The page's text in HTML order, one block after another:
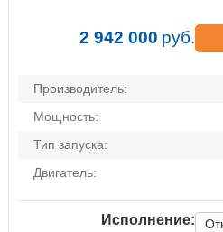
2 942 000 руб.
Производитель:
Мощность:
Тип запуска:
Двигатель:
Исполнение: